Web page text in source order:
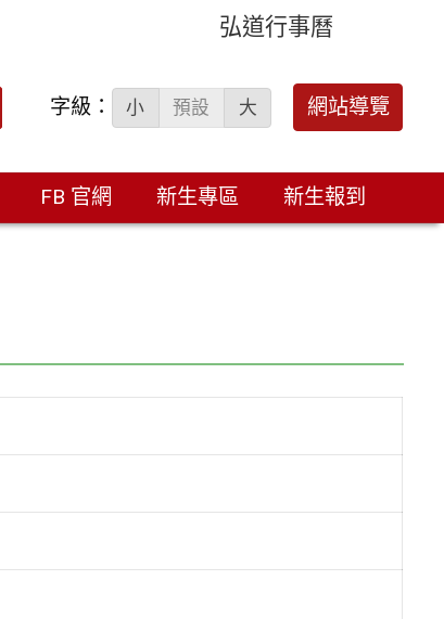
弘道行事曆
搜
字級： 小 預設 大 網站導覽
FB 官網 新生專區 新生報到